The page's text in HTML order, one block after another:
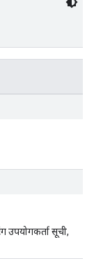
उपयोगकर्ता सूची,